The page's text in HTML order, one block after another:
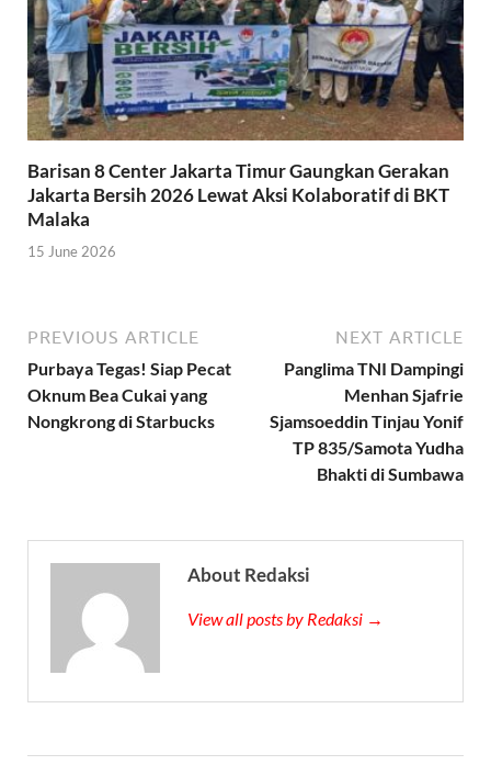
Barisan 8 Center Jakarta Timur Gaungkan Gerakan
Jakarta Bersih 2026 Lewat Aksi Kolaboratif di BKT
Malaka
15 June 2026
PREVIOUS ARTICLE
Purbaya Tegas! Siap Pecat
Oknum Bea Cukai yang
Nongkrong di Starbucks
NEXT ARTICLE
Panglima TNI Dampingi
Menhan Sjafrie
Sjamsoeddin Tinjau Yonif
TP 835/Samota Yudha
Bhakti di Sumbawa
About Redaksi
View all posts by Redaksi →